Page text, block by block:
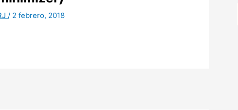
/ 2 febrero, 2018